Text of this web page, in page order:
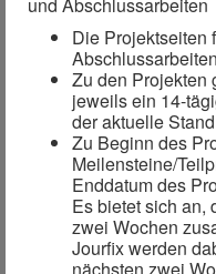
Die Projektseiten
Zu den Projekten
jeweils ein 14-
der aktuelle
Zu Beginn des
Meilensteine/
Enddatum des
Es bietet sich an,
zwei Wochen
Jourfix werden
nächsten zwei